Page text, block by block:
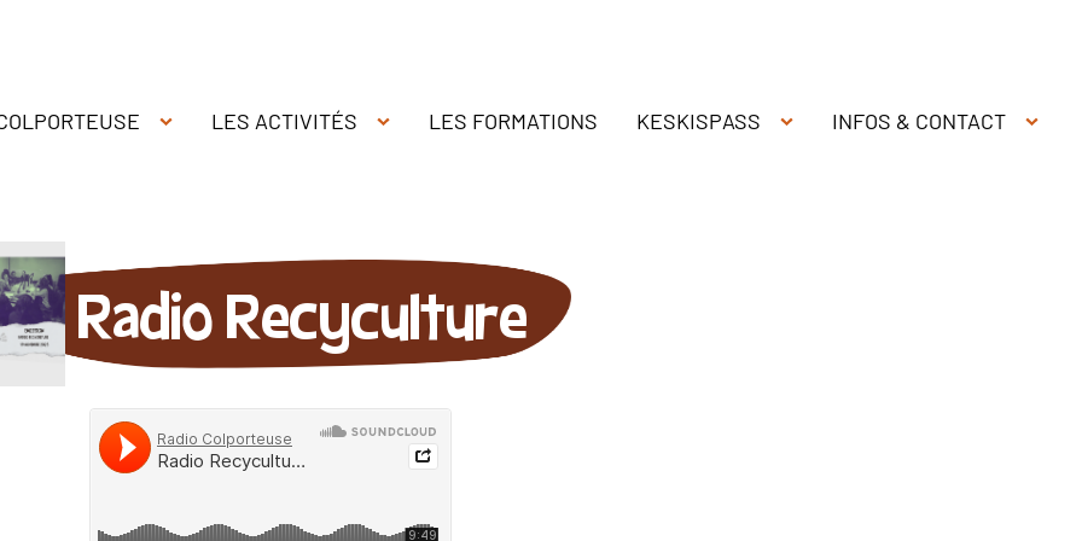
LES ACTIVITÉS LES FORMATIONS KESKISPASS INFOS & CONTACT
Radio Recyculture